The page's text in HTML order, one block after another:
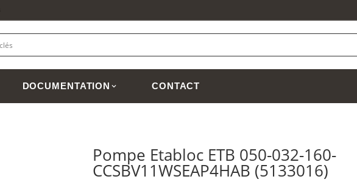
DOCUMENTATION CONTACT
Pompe Etabloc ETB 050-032-160-
CCSBV11WSEAP4HAB (5133016)